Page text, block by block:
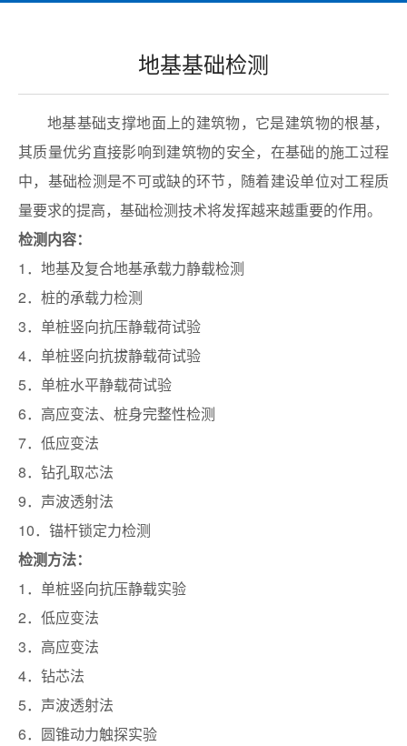
地基基础检测
地基基础支撑地面上的建筑物，它是建筑物的根基，
其质量优劣直接影响到建筑物的安全，在基础的施工过程
中，基础检测是不可或缺的环节，随着建设单位对工程质
量要求的提高，基础检测技术将发挥越来越重要的作用。
检测内容：
1．地基及复合地基承载力静载检测
2．桩的承载力检测
3．单桩竖向抗压静载荷试验
4．单桩竖向抗拔静载荷试验
5．单桩水平静载荷试验
6．高应变法、桩身完整性检测
7．低应变法
8．钻孔取芯法
9．声波透射法
10．锚杆锁定力检测
检测方法：
1．单桩竖向抗压静载实验
2．低应变法
3．高应变法
4．钻芯法
5．声波透射法
6．圆锥动力触探实验